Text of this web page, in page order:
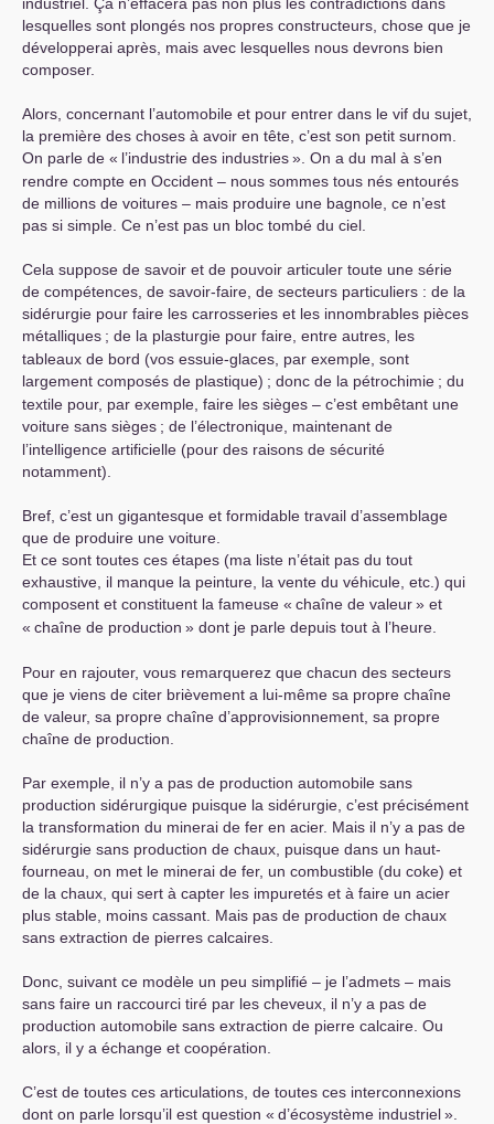
lesquelles sont plongés nos propres constructeurs, chose que je
développerai après, mais avec lesquelles nous devrons bien
composer.
Alors, concernant l’automobile et pour entrer dans le vif du sujet,
la première des choses à avoir en tête, c’est son petit surnom.
On parle de « l’industrie des industries». On a du mal à s’en
rendre compte en Occident – nous sommes tous nés entourés
de millions de voitures – mais produire une bagnole, ce n’est
pas si simple. Ce n’est pas un bloc tombé du ciel.
Cela suppose de savoir et de pouvoir articuler toute une série
de compétences, de savoir-faire, de secteurs particuliers : de la
sidérurgie pour faire les carrosseries et les innombrables pièces
métalliques ; de la plasturgie pour faire, entre autres, les
tableaux de bord (vos essuie-glaces, par exemple, sont
largement composés de plastique) ; donc de la pétrochimie ; du
textile pour, par exemple, faire les sièges – c’est embêtant une
voiture sans sièges ; de l’électronique, maintenant de
l’intelligence artificielle (pour des raisons de sécurité
notamment).
Bref, c’est un gigantesque et formidable travail d’assemblage
que de produire une voiture.
Et ce sont toutes ces étapes (ma liste n’était pas du tout
exhaustive, il manque la peinture, la vente du véhicule, etc.) qui
composent et constituent la fameuse « chaîne de valeur» et
« chaîne de production » dont je parle depuis tout à l’heure.
Pour en rajouter, vous remarquerez que chacun des secteurs
que je viens de citer brièvement a lui-même sa propre chaîne
de valeur, sa propre chaîne d’approvisionnement, sa propre
chaîne de production.
Par exemple, il n’y a pas de production automobile sans
production sidérurgique puisque la sidérurgie, c’est précisément
la transformation du minerai de fer en acier. Mais il n’y a pas de
sidérurgie sans production de chaux, puisque dans un haut-
fourneau, on met le minerai de fer, un combustible (du coke) et
de la chaux, qui sert à capter les impuretés et à faire un acier
plus stable, moins cassant. Mais pas de production de chaux
sans extraction de pierres calcaires.
Donc, suivant ce modèle un peu simplifié – je l’admets – mais
sans faire un raccourci tiré par les cheveux, il n’y a pas de
production automobile sans extraction de pierre calcaire. Ou
alors, il y a échange et coopération.
C’est de toutes ces articulations, de toutes ces interconnexions
dont on parle lorsqu’il est question « d’écosystème industriel».